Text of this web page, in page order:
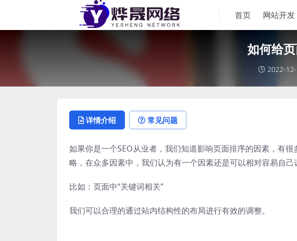
首页 网站开发
如何给
2022-
详情介绍 常见问题
如果你是一个SEO从业者，我们知道影响页面排序的因素，有
略，在众多因素中，我们认为有一个因素还是可以相对容易自己
比如：页面中“关键词相关”
我们可以合理的通过站内结构性的布局进行有效的调整。